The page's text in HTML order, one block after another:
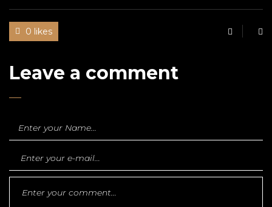
0 likes
Leave a comment